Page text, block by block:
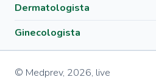
Dermatologista
Ginecologista
© Medprev, 2026, live